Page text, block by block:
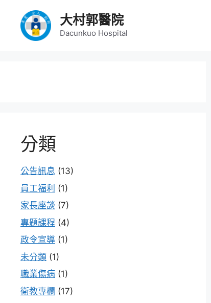
大村郭醫院
Dacunkuo Hospital
分類
公告訊息 (13)
員工福利 (1)
家長座談 (7)
專題課程 (4)
政令宣導 (1)
未分類 (1)
職業傷病 (1)
衛教專欄 (17)